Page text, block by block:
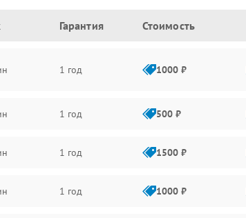
Гарантия Стоимость
1 год 1000 ₽
1 год 500 ₽
1 год 1500 ₽
1 год 1000 ₽